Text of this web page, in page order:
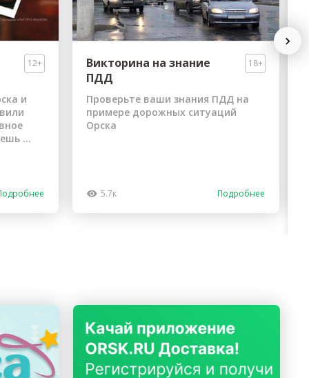
12+
и
...
Викторина на знание
ПДД
18+
Проверьте ваши знания ПДД на
примере дорожных ситуаций
Орска
5.7к Подробнее
Next